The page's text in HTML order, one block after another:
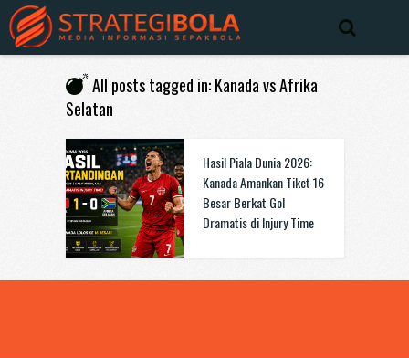
All posts tagged in: Kanada vs Afrika
Selatan
Hasil Piala Dunia 2026:
Kanada Amankan Tiket 16
Besar Berkat Gol
Dramatis di Injury Time